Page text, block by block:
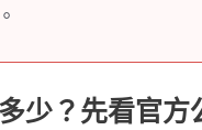
少？先看官方